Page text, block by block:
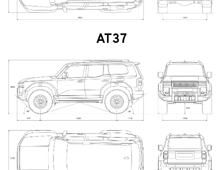
AT37